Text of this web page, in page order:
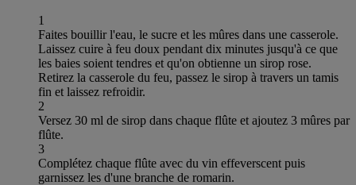
1
Faites bouillir l'eau, le sucre et les mûres dans une casserole.
Laissez cuire à feu doux pendant dix minutes jusqu'à ce que
les baies soient tendres et qu'on obtienne un sirop rose.
Retirez la casserole du feu, passez le sirop à travers un tamis
fin et laissez refroidir.
2
Versez 30 ml de sirop dans chaque flûte et ajoutez 3 mûres par
flûte.
3
Complétez chaque flûte avec du vin effeverscent puis
garnissez les d'une branche de romarin.